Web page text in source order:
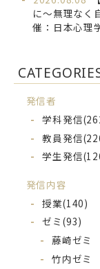
に～無理なく
催：日本心理
発信者
学科発信
教員発信
学生発信
発信内容
授業(140)
ゼミ(93)
藤崎ゼミ
竹内ゼミ